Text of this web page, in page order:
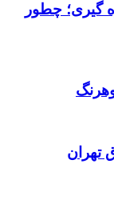
گیری؛ چطور
تهران